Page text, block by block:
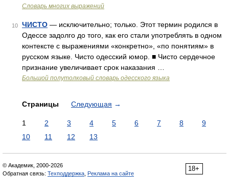
Словарь многих выражений
10 ЧИСТО — исключительно; только. Этот термин родился в
Одессе задолго до того, как его стали употреблять в одном
контексте с выражениями «конкретно», «по понятиям» в
русском языке. Чисто одесский юмор. ■ Чисто сердечное
признание увеличивает срок наказания …
Большой полутолковый словарь одесского языка
Страницы Следующая →
1 2 3 4 5 6 7 8
9
10
11 12 13
18+
© Академик, 2000-2026
Обратная связь: Техподдержка Реклама на сайте